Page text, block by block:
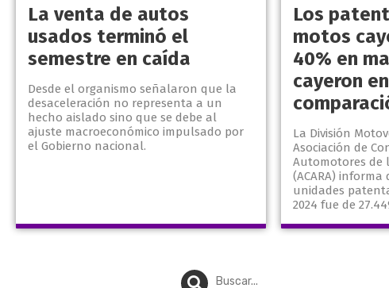
La venta de autos
usados terminó el
semestre en caída
Desde el organismo señalaron que la
desaceleración no representa a un
hecho aislado sino que se debe al
ajuste macroeconómico impulsado por
el Gobierno nacional.
Los
motos
40% en
cayeron
La División
Asociación de
Automotores de
(ACARA)
unidades
2024 fue de